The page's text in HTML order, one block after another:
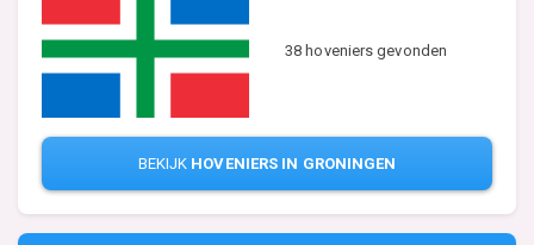
38 hoveniers gevonden
BEKIJK HOVENIERS IN GRONINGEN